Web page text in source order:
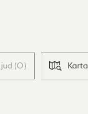
(0) Karta